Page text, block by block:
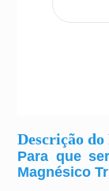
Descrição
Para que
Magnésico